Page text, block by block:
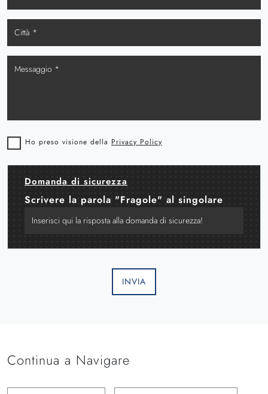
Ho preso visione della Privacy Policy
Domanda di sicurezza
Scrivere la parola "Fragole" al singolare
INVIA
Continua a Navigare